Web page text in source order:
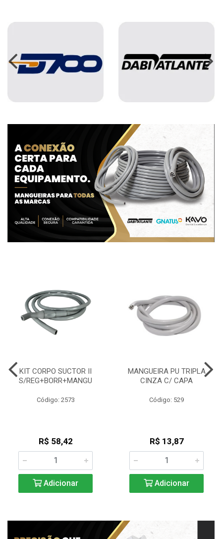
KIT CORPO SUCTOR II
S/REG+BORR+MANGU
Código: 2573
R$ 58,42
Adicionar
MANGUEIRA PU TRIPLA
CINZA C/ CAPA
Código: 529
R$ 13,87
Adicionar